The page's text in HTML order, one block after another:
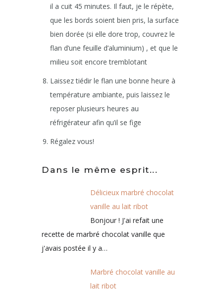
il a cuit 45 minutes. Il faut, je le répète,
que les bords soient bien pris, la surface
bien dorée (si elle dore trop, couvrez le
flan d’une feuille d’aluminium) , et que le
milieu soit encore tremblotant
Laissez tiédir le flan une bonne heure à
température ambiante, puis laissez le
reposer plusieurs heures au
réfrigérateur afin qu’il se fige
Régalez vous!
Dans le même esprit...
Délicieux marbré chocolat
vanille au lait ribot
Bonjour ! J'ai refait une
recette de marbré chocolat vanille que
j'avais postée il y a…
Marbré chocolat vanille au
lait ribot